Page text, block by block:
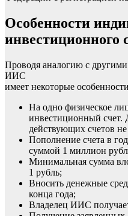
Особенности
инвестиционного
Проводя аналогию с
ИИС
имеет некоторые
На одно физическое
инвестиционный счет.
действующих счетов не
Пополнение счета в
суммой 1 миллион
Минимальная сумма
1 рубль;
Вносить денежные
конца года;
Владелец ИИС